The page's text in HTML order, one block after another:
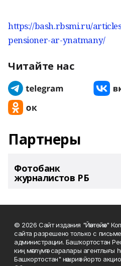
https://bash.rbsmi.ru/
pensioner-ar-ynatmany/
Читайте нас
Партнеры
Фотобанк
журналистов РБ
© 2026 Сайт издания "Йәнтөйәк"
сайта разрешено только с
администрации. Башҡортостан
киң мәғлүмәт саралары агентлығы
Башкортостан" нәшриәт йорто